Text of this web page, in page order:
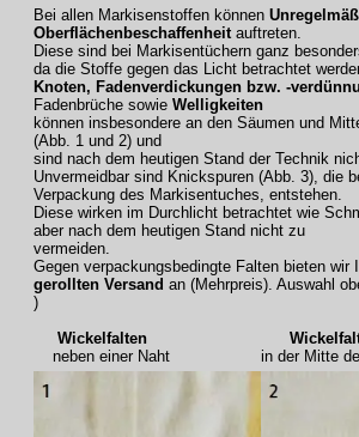
Bei allen Markisenstoffen können
Oberflächenbeschaffenheit auftreten.
Diese sind bei Markisentüchern ganz
da die Stoffe gegen das Licht betrachtet
Knoten, Fadenverdickungen bzw. -
Fadenbrüche sowie Welligkeiten
können insbesondere an den Säumen und
(Abb. 1 und 2) und
sind nach dem heutigen Stand der Technik
Unvermeidbar sind Knickspuren (Abb. 3), die
Verpackung des Markisentuches, entstehen.
Diese wirken im Durchlicht betrachtet wie
aber nach dem heutigen Stand nicht zu
vermeiden.
Gegen verpackungsbedingte Falten bieten wir
gerollten Versand an (Mehrpreis). Auswahl
)
Wickelfalten
neben einer Naht
in der Mitte